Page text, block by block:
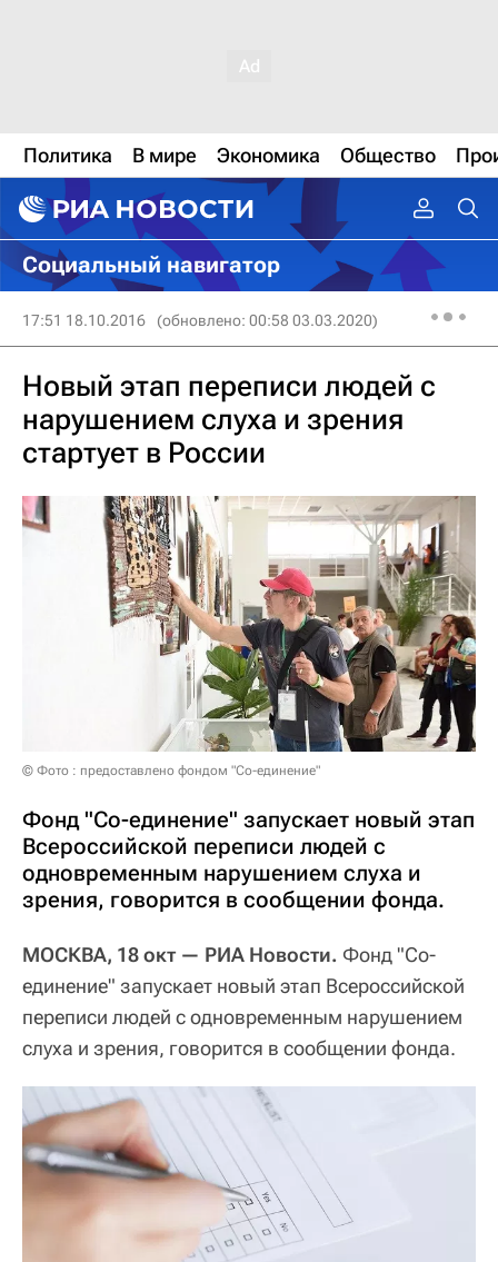
Политика В мире Экономика Общество
Социальный навигатор
17:51 18.10.2016 (обновлено: 00:58 03.03.2020)
Новый этап переписи людей с
нарушением слуха и зрения
стартует в России
© Фото : предоставлено фондом "Со-единение"
Фонд "Со-единение" запускает новый этап
Всероссийской переписи людей с
одновременным нарушением слуха и
зрения, говорится в сообщении фонда.
МОСКВА, 18 окт — РИА Новости. Фонд "Со-
единение" запускает новый этап Всероссийской
переписи людей с одновременным нарушением
слуха и зрения, говорится в сообщении фонда.